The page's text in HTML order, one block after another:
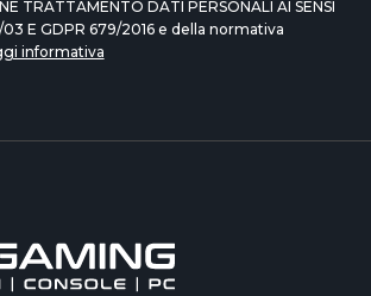
TRATTAMENTO DATI PERSONALI AI SENSI
03 E GDPR 679/2016 e della normativa
informativa